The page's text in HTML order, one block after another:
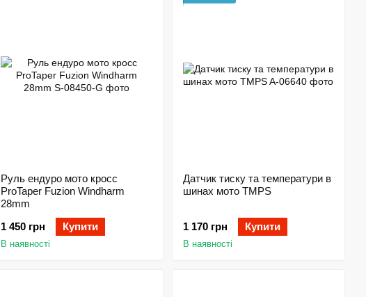
Руль ендуро мото кросс
ProTaper Fuzion Windharm
28mm
1 450 грн
Купити
В наявності
Датчик тиску та температури в
шинах мото TMPS
1 170 грн Купити
В наявності